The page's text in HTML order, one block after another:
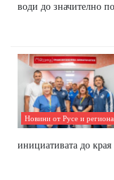
води до значително
Новини от Русе и региона
инициативата до